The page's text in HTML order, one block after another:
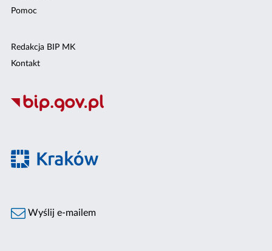
Pomoc
Redakcja BIP MK
Kontakt
Wyślij e-mailem